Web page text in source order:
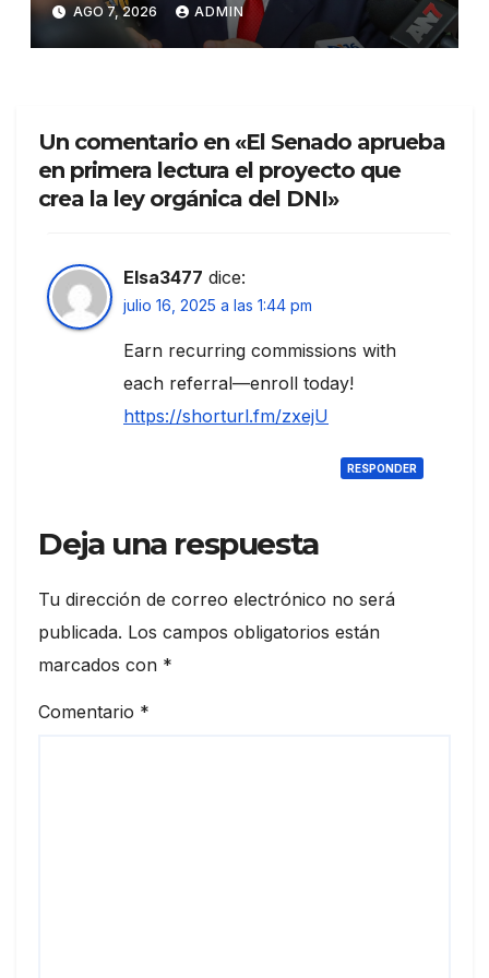
AGO 7, 2026 ADMIN
Un comentario en «El Senado aprueba
en primera lectura el proyecto que
crea la ley orgánica del DNI»
Elsa3477 dice:
julio 16, 2025 a las 1:44 pm
Earn recurring commissions with
each referral—enroll today!
https://shorturl.fm/zxejU
RESPONDER
Deja una respuesta
Tu dirección de correo electrónico no será
publicada. Los campos obligatorios están
marcados con *
Comentario *